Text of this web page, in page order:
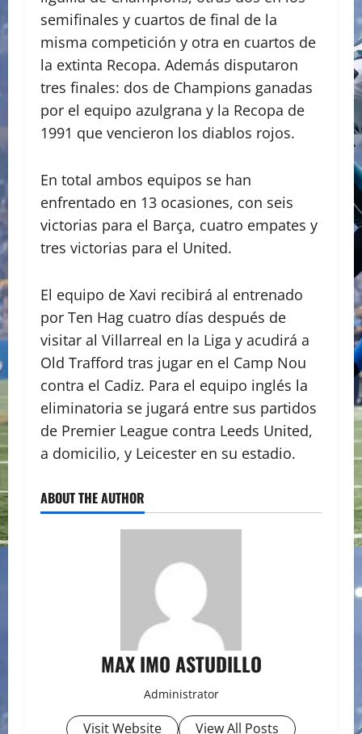
semifinales y cuartos de final de la
misma competición y otra en cuartos de
la extinta Recopa. Además disputaron
tres finales: dos de Champions ganadas
por el equipo azulgrana y la Recopa de
1991 que vencieron los diablos rojos.
En total ambos equipos se han
enfrentado en 13 ocasiones, con seis
victorias para el Barça, cuatro empates y
tres victorias para el United.
El equipo de Xavi recibirá al entrenado
por Ten Hag cuatro días después de
visitar al Villarreal en la Liga y acudirá a
Old Trafford tras jugar en el Camp Nou
contra el Cadiz. Para el equipo inglés la
eliminatoria se jugará entre sus partidos
de Premier League contra Leeds United,
a domicilio, y Leicester en su estadio.
ABOUT THE AUTHOR
MAX IMO ASTUDILLO
Administrator
Visit Website View All Posts